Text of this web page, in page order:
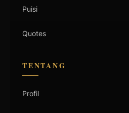
Puisi
Quotes
TENTANG
Profil